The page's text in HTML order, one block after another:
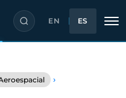
EN ES
›